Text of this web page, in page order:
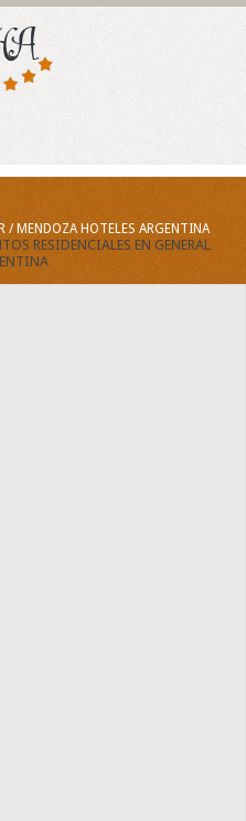
/ MENDOZA HOTELES ARGENTINA
RESIDENCIALES EN GENERAL